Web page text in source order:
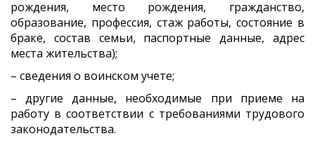
рождения, место рождения, гражданство,
образование, профессия, стаж работы, состояние в
браке, состав семьи, паспортные данные, адрес
места жительства);
– сведения о воинском учете;
– другие данные, необходимые при приеме на
работу в соответствии с требованиями трудового
законодательства.